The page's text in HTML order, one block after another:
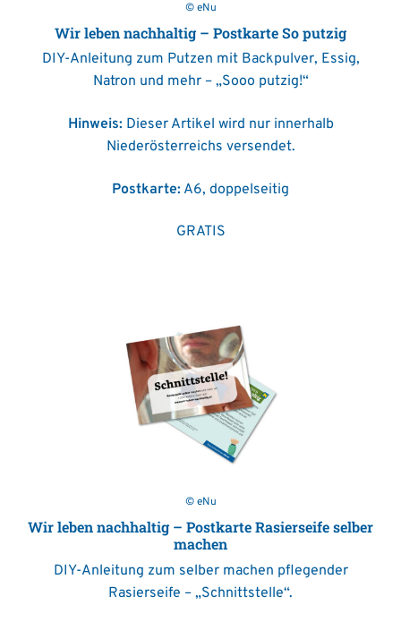
© eNu
Wir leben nachhaltig – Postkarte So putzig
DIY-Anleitung zum Putzen mit Backpulver, Essig,
Natron und mehr – „Sooo putzig!“
Hinweis:Dieser Artikel wird nur innerhalb
Niederösterreichs versendet.
Postkarte: A6, doppelseitig
GRATIS
© eNu
Wir leben nachhaltig – Postkarte Rasierseife selber
machen
DIY-Anleitung zum selber machen pflegender
Rasierseife – „Schnittstelle“.